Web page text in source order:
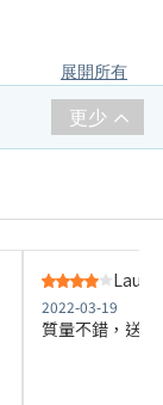
展開所有
更少
Lau
2022-03-19
質量不錯，送